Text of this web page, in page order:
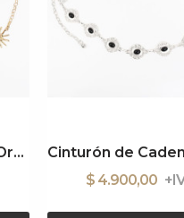
Cinturón de Cadena Organic Sun Gold
$ 4.900,00